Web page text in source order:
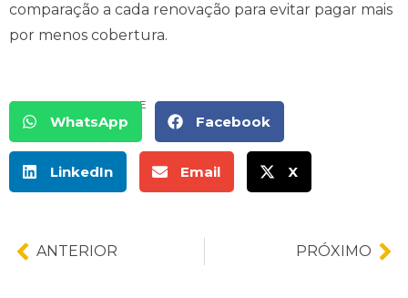
comparação a cada renovação para evitar pagar mais
por menos cobertura.
COMPARTILHE
WhatsApp Facebook
LinkedIn Email X
ANTERIOR PRÓXIMO